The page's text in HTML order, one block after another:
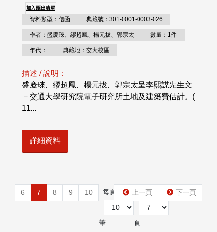
加入匯出清單
資料類型：信函 典藏號：301-0001-0003-026
作者：盛慶琜、繆超鳳、楊元拔、郭宗太 數量：1件
年代： 典藏地：交大校區
描述 / 說明：
盛慶琜、繆超鳳、楊元拔、郭宗太呈李熙謀先生文
－交通大學研究院電子研究所土地及建築費估計。(
11...
詳細資料
6 7 8 9 10 每頁
筆
第
頁
上一頁 下一頁